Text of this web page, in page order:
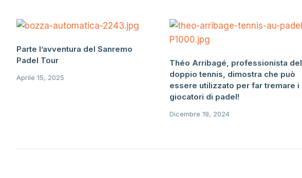
Parte l’avventura del Sanremo
Padel Tour
Aprile 15, 2025
Théo Arribagé, professionista del
doppio tennis, dimostra che può
essere utilizzato per far tremare i
giocatori di padel!
Dicembre 19, 2024